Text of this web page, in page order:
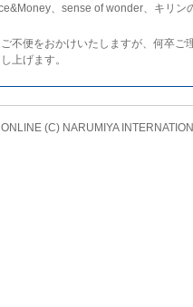
、sense of wonder、キリン
不便をおかけいたしますが、何卒ご
上げます。